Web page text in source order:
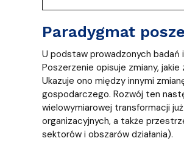
Paradygmat
U podstaw prowadzonych badań
Poszerzenie opisuje zmiany,
Ukazuje ono między innymi
gospodarczego. Rozwój ten
wielowymiarowej transformacji
organizacyjnych, a także
sektorów i obszarów działania).